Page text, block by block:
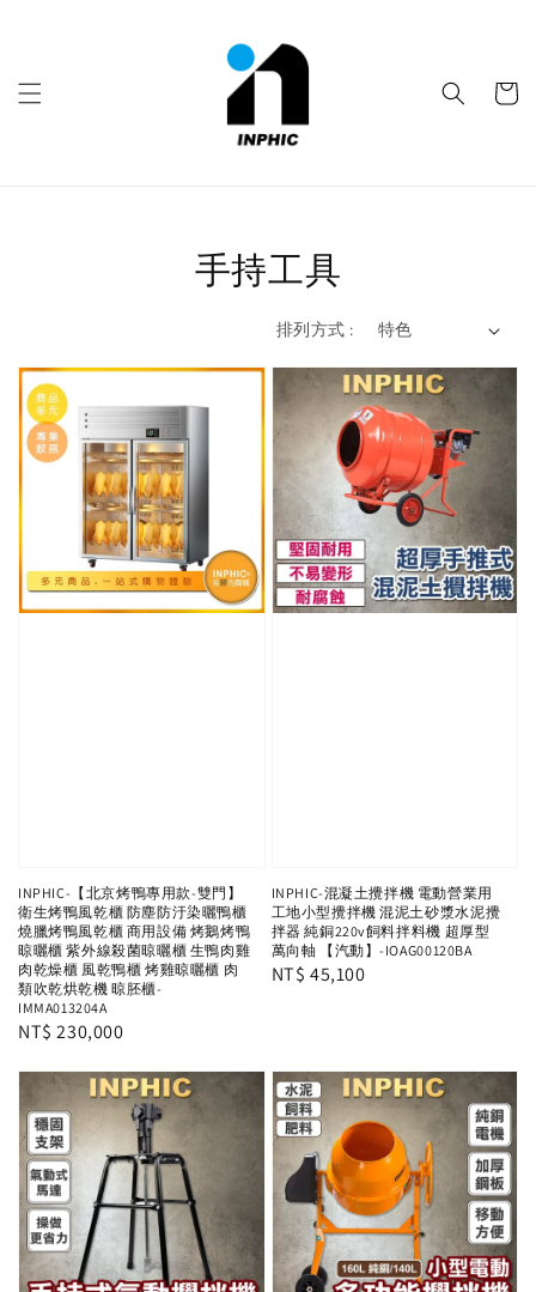
手持工具
排列方式 :
INPHIC-【北京烤鴨專用款-雙門】
衛生烤鴨風乾櫃 防塵防汙染曬鴨櫃
燒臘烤鴨風乾櫃 商用設備 烤鵝烤鴨
晾曬櫃 紫外線殺菌晾曬櫃 生鴨肉雞
肉乾燥櫃 風乾鴨櫃 烤雞晾曬櫃 肉
類吹乾烘乾機 晾胚櫃-
IMMA013204A
Regular
NT$ 230,000
INPHIC-混凝土攪拌機 電動營業用
工地小型攪拌機 混泥土砂漿水泥攪
拌器 純銅220v飼料拌料機 超厚型
萬向軸 【汽動】-IOAG00120BA
Regular
NT$ 45,100